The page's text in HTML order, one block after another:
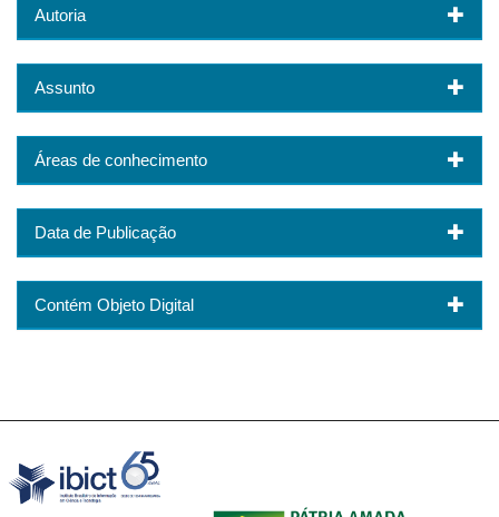
Autoria
Assunto
Áreas de conhecimento
Data de Publicação
Contém Objeto Digital